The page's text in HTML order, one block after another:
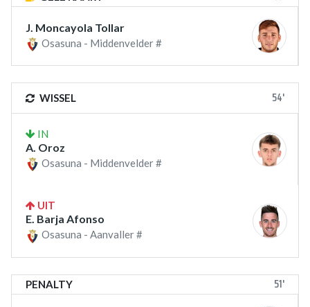
J. Moncayola Tollar
Osasuna - Middenvelder #
WISSEL 54'
IN
A. Oroz
Osasuna - Middenvelder #
UIT
E. Barja Afonso
Osasuna - Aanvaller #
PENALTY 51'